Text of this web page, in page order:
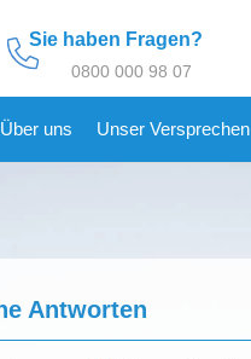
Sie haben Fragen?
0800 000 98 07
Über uns Unser Versprechen
Antworten